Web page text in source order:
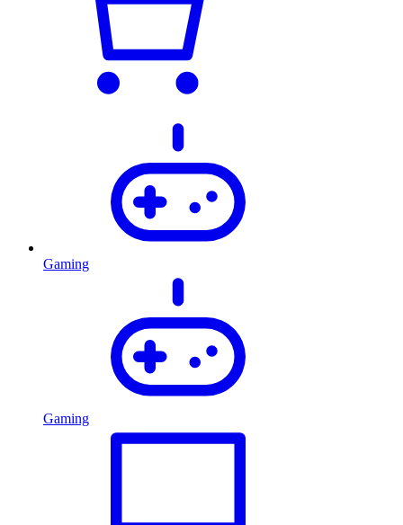
Gaming
Gaming